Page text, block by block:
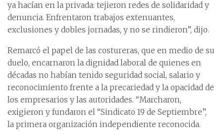
ya hacían en la privada: tejieron redes de solidaridad y
denuncia. Enfrentaron trabajos extenuantes,
exclusiones y dobles jornadas, y no se rindieron”, dijo.
Remarcó el papel de las costureras, que en medio de su
duelo, encarnaron la dignidad laboral de quienes en
décadas no habían tenido seguridad social, salario y
reconocimiento frente a la precariedad y la opacidad de
los empresarios y las autoridades. “Marcharon,
exigieron y fundaron el “Sindicato 19 de Septiembre”,
la primera organización independiente reconocida.